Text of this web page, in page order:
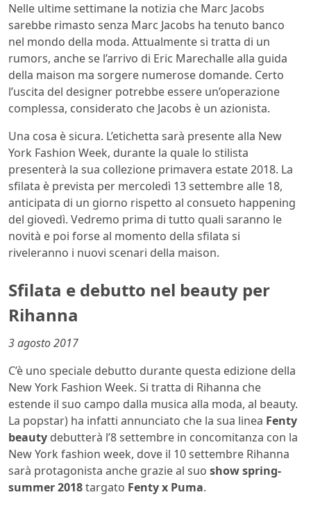
Nelle ultime settimane la notizia che Marc Jacobs
sarebbe rimasto senza Marc Jacobs ha tenuto banco
nel mondo della moda. Attualmente si tratta di un
rumors, anche se l’arrivo di Eric Marechalle alla guida
della maison ma sorgere numerose domande. Certo
l’uscita del designer potrebbe essere un’operazione
complessa, considerato che Jacobs è un azionista.
Una cosa è sicura. L’etichetta sarà presente alla New
York Fashion Week, durante la quale lo stilista
presenterà la sua collezione primavera estate 2018. La
sfilata è prevista per mercoledì 13 settembre alle 18,
anticipata di un giorno rispetto al consueto happening
del giovedì. Vedremo prima di tutto quali saranno le
novità e poi forse al momento della sfilata si
riveleranno i nuovi scenari della maison.
Sfilata e debutto nel beauty per
Rihanna
3 agosto 2017
C’è uno speciale debutto durante questa edizione della
New York Fashion Week. Si tratta di Rihanna che
estende il suo campo dalla musica alla moda, al beauty.
La popstar) ha infatti annunciato che la sua linea Fenty
beauty debutterà l’8 settembre in concomitanza con la
New York fashion week, dove il 10 settembre Rihanna
sarà protagonista anche grazie al suo show spring-
summer 2018targato Fenty x Puma.